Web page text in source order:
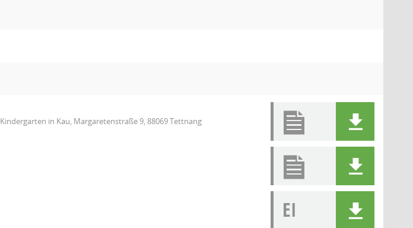
in Kau, Margaretenstraße 9, 88069 Tettnang
EI